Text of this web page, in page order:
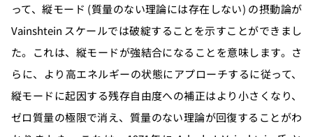
って、縦モード (質量のない理論には存在しない) の摂動論が
Vainshtein スケールでは破綻することを示すことができまし
た。これは、縦モードが強結合になることを意味します。さ
らに、より高エネルギーの状態にアプローチするに従って、
縦モードに起因する残存自由度への補正はより小さくなり、
ゼロ質量の極限で消え、質量のない理論が回復することがわ